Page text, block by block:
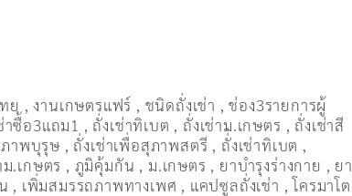
ย ,งานเกษตรแฟร์ , ชนิดถั่งเช่า ,ช่อง3รายการผู้
าซื้อ3แถม1 , ถั่งเช่าทิเบต , ถั่งเช่าม.เกษตร , ถั่งเช่าสี
ภาพบุรุษ , ถั่งเช่าเพื่อสุภาพสตรี , ถั่่งเช่าทิเบต ,
.เกษตร , ภูมิคุ้มกัน , ม.เกษตร , ยาบำรุงร่างกาย , ยา
, เพิ่มสมรรถภาพทางเพศ , แคปซูลถั่งเช่า ,โครมาโต